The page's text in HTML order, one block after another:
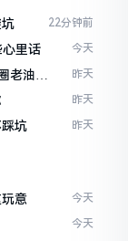
22分钟前
里话 今天
老油条
昨天
昨天
坑 昨天
意 今天
今天